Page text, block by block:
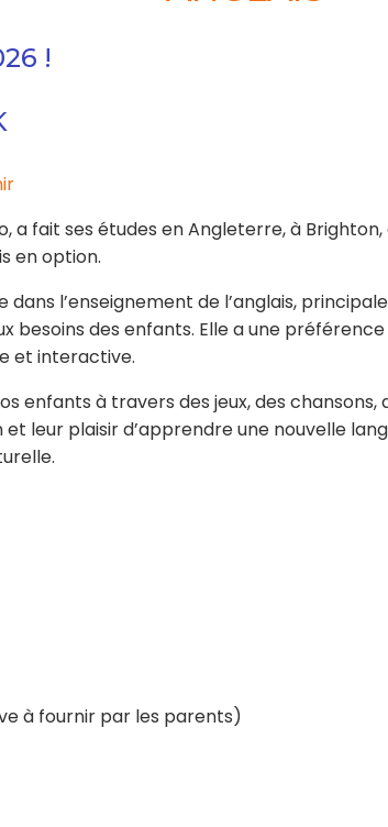
!
a fait ses études en Angleterre, à
en option.
dans l’enseignement de l’anglais,
besoins des enfants. Elle a une
et interactive.
enfants à travers des jeux, des
leur plaisir d’apprendre une nouvelle
à fournir par les parents)